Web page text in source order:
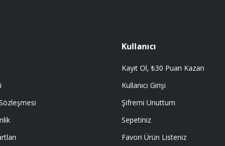
Kullanıcı
Kayıt Ol, ₺30 Puan Kazan
Kullanıcı Girişi
Şifremi Unuttum
Sepetiniz
Favori Ürün Listeniz